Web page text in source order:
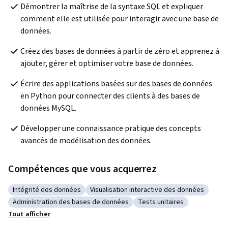
Démontrer la maîtrise de la syntaxe SQL et expliquer
comment elle est utilisée pour interagir avec une base de
données.
Créez des bases de données à partir de zéro et apprenez à
ajouter, gérer et optimiser votre base de données.
Écrire des applications basées sur des bases de données
en Python pour connecter des clients à des bases de
données MySQL.
Développer une connaissance pratique des concepts
avancés de modélisation des données.
Compétences que vous acquerrez
Catégorie : Intégrité des données
Intégrité des données Catégorie : Visualisation interactive
Visualisation interactive des données
Catégorie : Administration des bases de données
Administration des bases de données Catégorie : Tests unitaires
Tests unitaires
Tout afficher